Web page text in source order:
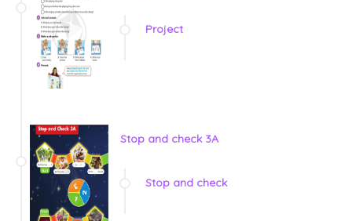
Project
Stop and check 3A
Stop and check